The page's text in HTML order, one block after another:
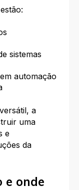
sistemas
automação
a
uma
e
da
e onde